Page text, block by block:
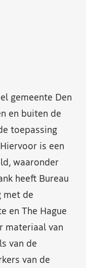
gemeente Den
en buiten de
toepassing
is een
waaronder
heeft Bureau
met de
en The Hague
materiaal van
van de
van de